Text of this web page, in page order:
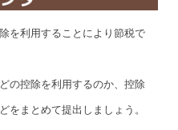
を利用することにより節税で
の控除を利用するのか、控除
をまとめて提出しましょう。